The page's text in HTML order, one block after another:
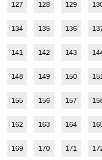
127 128 129
134 135 136
141 142 143
148 149 150
155 156 157
162 163 164
169 170 171